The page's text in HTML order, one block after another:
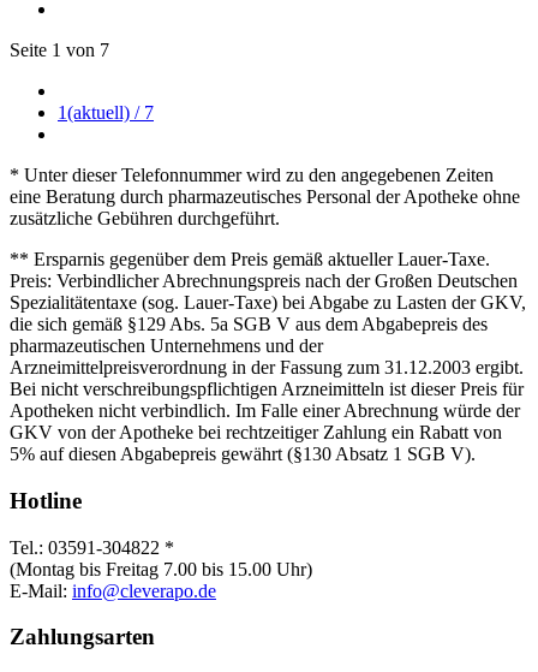
Seite 1 von 7
1(aktuell) / 7
* Unter dieser Telefonnummer wird zu den angegebenen Zeiten
eine Beratung durch pharmazeutisches Personal der Apotheke ohne
zusätzliche Gebühren durchgeführt.
** Ersparnis gegenüber dem Preis gemäß aktueller Lauer-Taxe.
Preis: Verbindlicher Abrechnungspreis nach der Großen Deutschen
Spezialitätentaxe (sog. Lauer-Taxe) bei Abgabe zu Lasten der GKV,
die sich gemäß §129 Abs. 5a SGB V aus dem Abgabepreis des
pharmazeutischen Unternehmens und der
Arzneimittelpreisverordnung in der Fassung zum 31.12.2003 ergibt.
Bei nicht verschreibungspflichtigen Arzneimitteln ist dieser Preis für
Apotheken nicht verbindlich. Im Falle einer Abrechnung würde der
GKV von der Apotheke bei rechtzeitiger Zahlung ein Rabatt von
5% auf diesen Abgabepreis gewährt (§130 Absatz 1 SGB V).
Hotline
Tel.: 03591-304822 *
(Montag bis Freitag 7.00 bis 15.00 Uhr)
E-Mail: info@cleverapo.de
Zahlungsarten